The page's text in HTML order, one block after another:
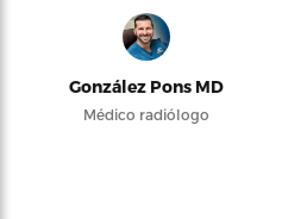
González Pons MD
Médico radiólogo